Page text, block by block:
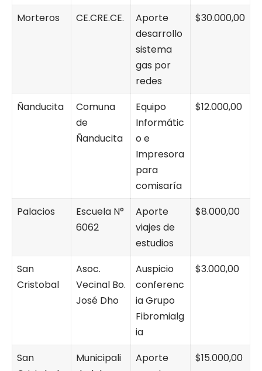
Morteros CE.CRE.CE.
Aporte
desarrollo
sistema
gas por
redes
$30.000,00
Ñanducita
Comuna
de
Ñanducita
Equipo
Informátic
o e
Impresora
para
comisaría
$12.000,00
Palacios
Escuela N°
6062
Aporte
viajes de
estudios
$8.000,00
San
Cristobal
Asoc.
Vecinal Bo.
José Dho
Auspicio
conferenc
ia Grupo
Fibromialg
ia
$3.000,00
San
Municipali
Aporte
$15.000,00